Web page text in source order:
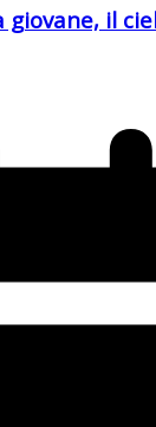
giovane, il